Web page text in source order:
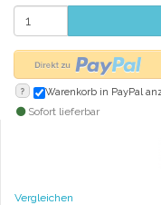
? Warenkorb in PayPal
Sofort lieferbar
Vergleichen